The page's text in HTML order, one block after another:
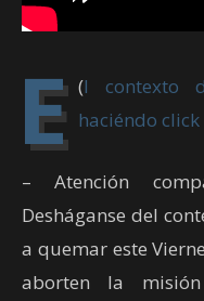
(
E
l contexto
haciéndo
– Atención
Desháganse del
a quemar este
aborten la